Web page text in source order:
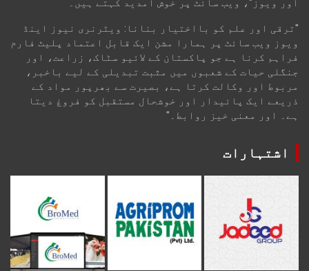
اور ویوز"، ویب سائٹ پر خوش آمدید کہتے ہیں۔
"ترقی اور علم کو بااختیار بنانا: ویٹرنری نیوز اینڈ
ویوز ویب سائٹ پر ہمارا مشن ایک قابل اعتماد پلیٹ فارم
فراہم کرنا ہے جو پاکستان کے لائیو سٹاک، زراعت، اور
جنگلی حیات کے شعبوں میں مثبت تبدیلی کے لیے باخبر،
مربوط اور وکالت کرتا ہے، بصیرت سے بھرپور مواد کے
ذریعے ایک پائیدار اور خوشحال مستقبل کو فروغ دیتا
ہے۔ اور معنی خیز روابط۔"
اشتہارات